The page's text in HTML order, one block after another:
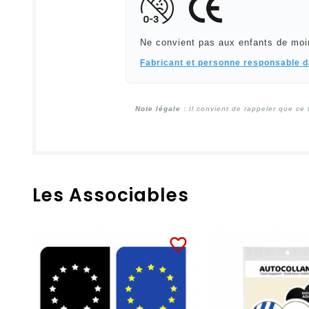
Ne convient pas aux enfants de
Fabricant et personne responsable
Note légale : Il convient de rappeler que ce
Les Associables
favorite_border